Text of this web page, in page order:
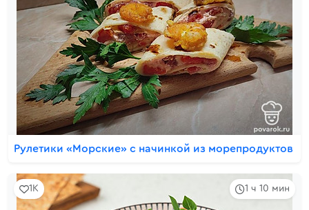
Рулетики «Морские» с начинкой из морепродуктов
1 ч 10 мин
1K